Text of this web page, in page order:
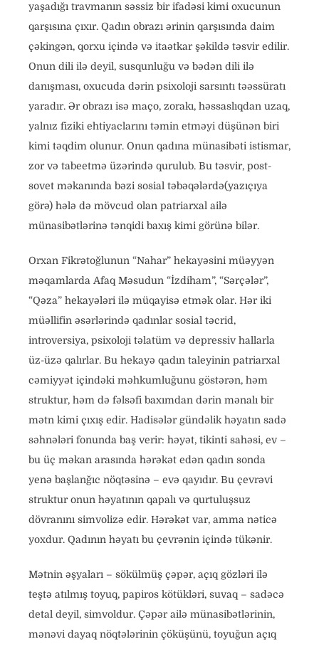
yaşadığı travmanın səssiz bir ifadəsi kimi oxucunun
qarşısına çıxır. Qadın obrazı ərinin qarşısında daim
çəkingən, qorxu içində və itaətkar şəkildə təsvir edilir.
Onun dili ilə deyil, susqunluğu və bədən dili ilə
danışması, oxucuda dərin psixoloji sarsıntı təəssüratı
yaradır. Ər obrazı isə maço, zorakı, həssaslıqdan uzaq,
yalnız fiziki ehtiyaclarını təmin etməyi düşünən biri
kimi təqdim olunur. Onun qadına münasibəti istismar,
zor və tabeetmə üzərində qurulub. Bu təsvir, post-
sovet məkanında bəzi sosial təbəqələrdə(yazıçıya
görə) hələ də mövcud olan patriarxal ailə
münasibətlərinə tənqidi baxış kimi görünə bilər.
Orxan Fikrətoğlunun “Nahar” hekayəsini müəyyən
məqamlarda Afaq Məsudun “İzdiham”, “Sərçələr”,
“Qəza” hekayələri ilə müqayisə etmək olar. Hər iki
müəllifin əsərlərində qadınlar sosial təcrid,
introversiya, psixoloji təlatüm və depressiv hallarla
üz-üzə qalırlar. Bu hekayə qadın taleyinin patriarxal
cəmiyyət içindəki məhkumluğunu göstərən, həm
struktur, həm də fəlsəfi baxımdan dərin mənalı bir
mətn kimi çıxış edir. Hadisələr gündəlik həyatın sadə
səhnələri fonunda baş verir: həyət, tikinti sahəsi, ev –
bu üç məkan arasında hərəkət edən qadın sonda
yenə başlanğıc nöqtəsinə – evə qayıdır. Bu çevrəvi
struktur onun həyatının qapalı və qurtuluşsuz
dövranını simvolizə edir. Hərəkət var, amma nəticə
yoxdur. Qadının həyatı bu çevrənin içində tükənir.
Mətnin əşyaları – sökülmüş çəpər, açıq gözləri ilə
teştə atılmış toyuq, papiros kötükləri, suvaq – sadəcə
detal deyil, simvoldur. Çəpər ailə münasibətlərinin,
mənəvi dayaq nöqtələrinin çöküşünü, toyuğun açıq